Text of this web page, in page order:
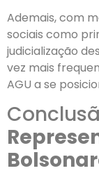
Ademais, com
sociais como
judicialização
vez mais
AGU a se